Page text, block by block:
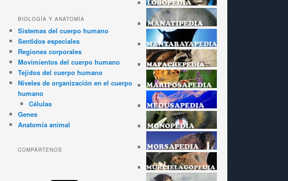
BIOLOGÍA Y ANATOMÍA
Sistemas del cuerpo humano
Sentidos especiales
Regiones corporales
Movimientos del cuerpo humano
Tejidos del cuerpo humano
Niveles de organización en el cuerpo
humano
Células
Genes
Anatomía animal
COMPÁRTENOS